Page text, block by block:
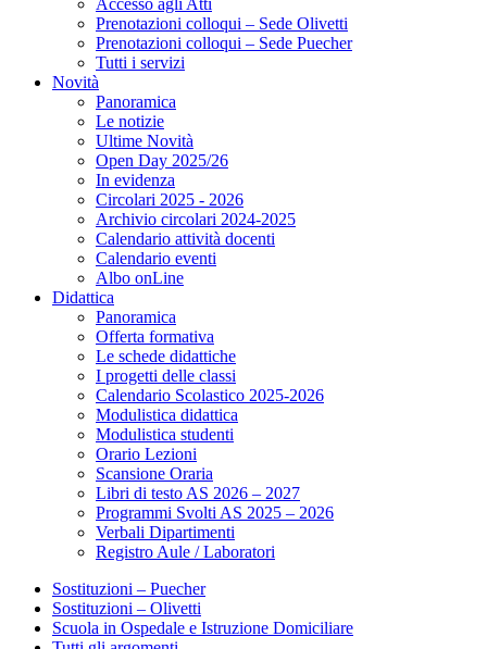
Accesso agli Atti
Prenotazioni colloqui – Sede Olivetti
Prenotazioni colloqui – Sede Puecher
Tutti i servizi
Novità
Panoramica
Le notizie
Ultime Novità
Open Day 2025/26
In evidenza
Circolari 2025 - 2026
Archivio circolari 2024-2025
Calendario attività docenti
Calendario eventi
Albo onLine
Didattica
Panoramica
Offerta formativa
Le schede didattiche
I progetti delle classi
Calendario Scolastico 2025-2026
Modulistica didattica
Modulistica studenti
Orario Lezioni
Scansione Oraria
Libri di testo AS 2026 – 2027
Programmi Svolti AS 2025 – 2026
Verbali Dipartimenti
Registro Aule / Laboratori
Sostituzioni – Puecher
Sostituzioni – Olivetti
Scuola in Ospedale e Istruzione Domiciliare